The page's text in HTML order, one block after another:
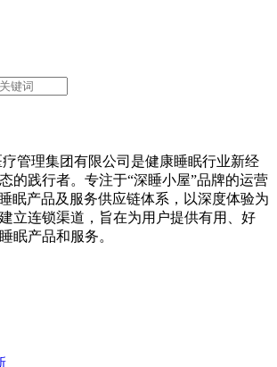
管理集团有限公司是健康睡眠行业新经
的践行者。专注于“深睡小屋”品牌的运营
眠产品及服务供应链体系，以深度体验为
立连锁渠道，旨在为用户提供有用、好
眠产品和服务。